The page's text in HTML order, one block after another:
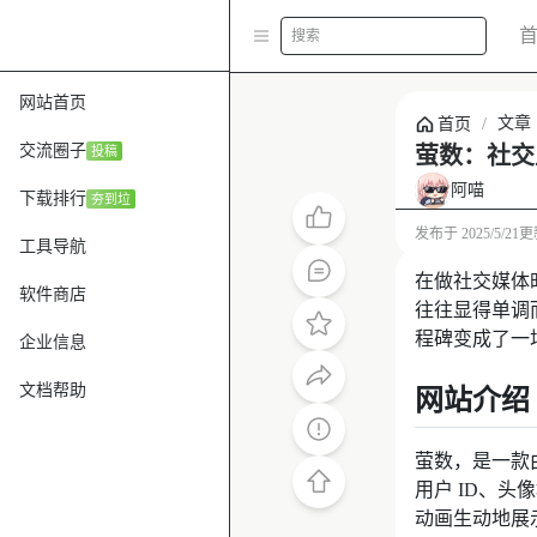
网站首页
交流圈子 投稿
下载排行 夯到垃
工具导航
软件商店
企业信息
文档帮助
搜索
首页 / 文章
萤数：社
阿喵
发布于2025/5/21
在做社交媒体
往往显得单调
程碑变成了一
网站介绍
萤数，是一款
用户 ID、头
动画生动地展